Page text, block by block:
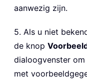
aanwezig zijn.
5. Als u niet
de knop
dialoogvenster
met